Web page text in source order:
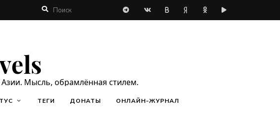
Мысль, обрамлённая стилем.
ТЕГИ ДОНАТЫ ОНЛАЙН-ЖУРНАЛ